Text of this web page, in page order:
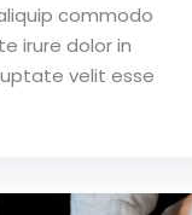
commodo
irure dolor in
velit esse